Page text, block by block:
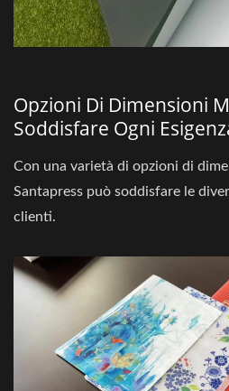
Opzioni Di Dimensioni
Soddisfare Ogni
Con una varietà di opzioni di
Santapress può soddisfare le
clienti.